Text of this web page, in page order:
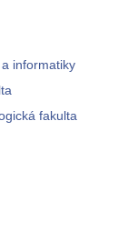
informatiky
fakulta